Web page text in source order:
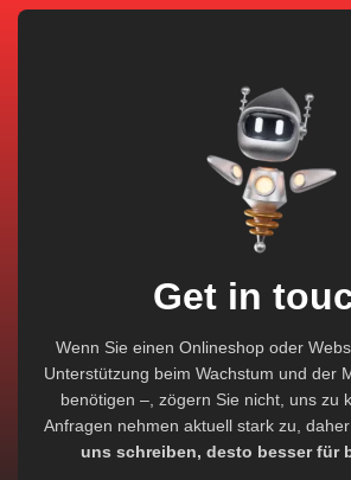
Get in
Wenn Sie einen Onlineshop oder
Unterstützung beim Wachstum und der
benötigen –, zögern Sie nicht, uns zu
Anfragen nehmen aktuell stark zu,
uns schreiben, desto besser für